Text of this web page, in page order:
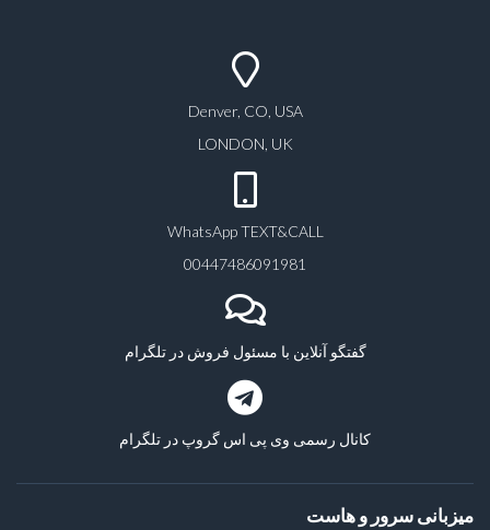
Denver, CO, USA
LONDON, UK
WhatsApp TEXT&CALL
00447486091981
گفتگو آنلاین با مسئول فروش در تلگرام
کانال رسمی وی پی اس گروپ در تلگرام
میزبانی سرور و هاست